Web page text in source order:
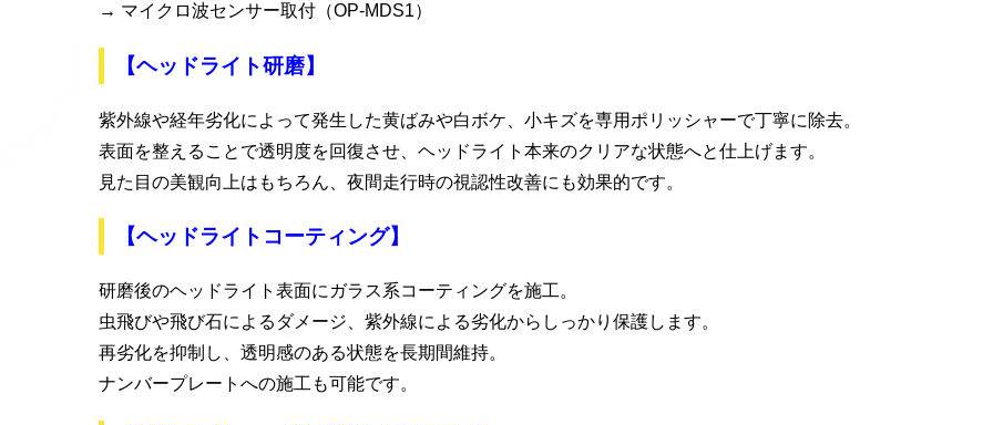
→ マイクロ波センサー取付（OP-MDS1）
【ヘッドライト研磨】
紫外線や経年劣化によって発生した黄ばみや白ボケ、小キズを専用ポリッシャーで丁寧に除去。
表面を整えることで透明度を回復させ、ヘッドライト本来のクリアな状態へと仕上げます。
見た目の美観向上はもちろん、夜間走行時の視認性改善にも効果的です。
【ヘッドライトコーティング】
研磨後のヘッドライト表面にガラス系コーティングを施工。
虫飛びや飛び石によるダメージ、紫外線による劣化からしっかり保護します。
再劣化を抑制し、透明感のある状態を長期間維持。
ナンバープレートへの施工も可能です。